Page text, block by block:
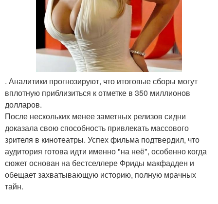
. Аналитики прогнозируют, что итоговые сборы могут
вплотную приблизиться к отметке в 350 миллионов
долларов.
После нескольких менее заметных релизов сидни
доказала свою способность привлекать массового
зрителя в кинотеатры. Успех фильма подтвердил, что
аудитория готова идти именно "на неё", особенно когда
сюжет основан на бестселлере Фриды макфадден и
обещает захватывающую историю, полную мрачных
тайн.